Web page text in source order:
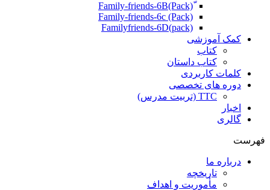
Family-friends-6c (Pack)
Familyfriends-6D(pack)
کمک آموزشی
کتاب
کتاب داستان
کلمات کاربردی
دوره های تخصصی
TTC (تربیت مدرس)
اخبار
گالری
فهرست
درباره ما
تاریخچه
مأموریت و اهداف